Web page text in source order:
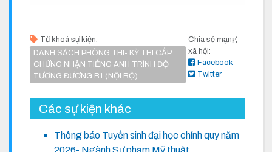
Từ khoá sự kiện:
DANH SÁCH PHÒNG THI- KỲ THI CẤP
CHỨNG NHẬN TIẾNG ANH TRÌNH ĐỘ
TƯƠNG ĐƯƠNG B1 (NỘI BỘ)
Chia sẻ mạng
xã hội:
Facebook
Twitter
Các sự kiện khác
Thông báo Tuyển sinh đại học chính quy năm